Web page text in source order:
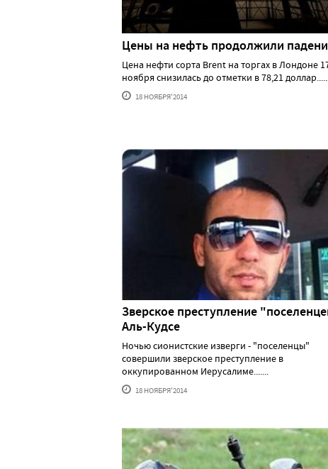
Цены на нефть продолжили
Цена нефти сорта Brent на торгах в Лондоне
ноября снизилась до отметки в 78,21
18 НОЯБРЯ'2014
Зверское преступление
Аль-Кудсе
Ночью сионистские изверги - "поселенцы"
совершили зверское преступление в
оккупированном Иерусалиме.......
18 НОЯБРЯ'2014